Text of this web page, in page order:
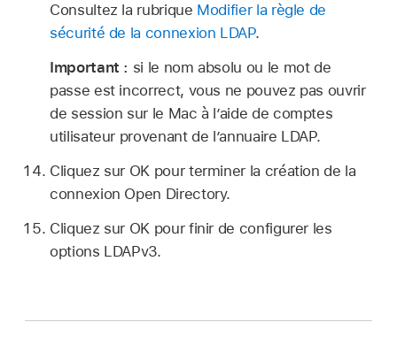
Consultez la rubrique Modifier la règle de
sécurité de la connexion LDAP.
Important : si le nom absolu ou le mot de
passe est incorrect, vous ne pouvez pas ouvrir
de session sur le Mac à l’aide de comptes
utilisateur provenant de l’annuaire LDAP.
Cliquez sur OK pour terminer la création de la
connexion Open Directory.
Cliquez sur OK pour finir de configurer les
options LDAPv3.